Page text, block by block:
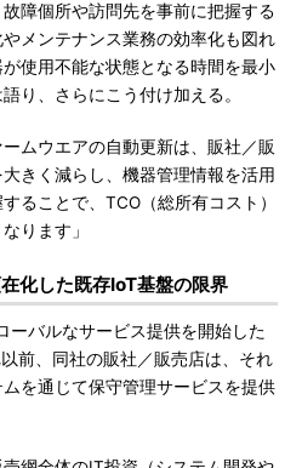
障個所や訪問先を事前に把握する
メンテナンス業務の効率化も図れ
使用不能な状態となる時間を最小
り、さらにこう付け加える。
ムウエアの自動更新は、販社／販
きく減らし、機器管理情報を活用
ることで、TCO（総所有コスト）
ります」
化した既存IoT基盤の限界
バルなサービス提供を開始した
前、同社の販社／販売店は、それ
を通じて保守管理サービスを提供